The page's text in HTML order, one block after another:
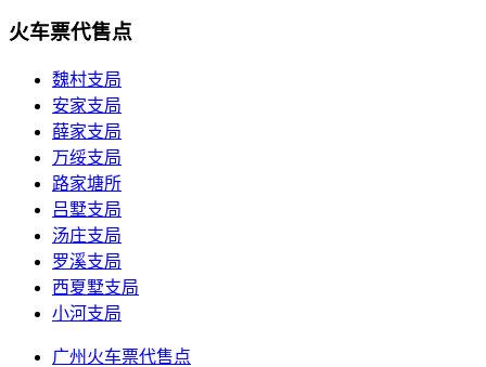
火车票代售点
魏村支局
安家支局
薛家支局
万绥支局
路家塘所
吕墅支局
汤庄支局
罗溪支局
西夏墅支局
小河支局
广州火车票代售点